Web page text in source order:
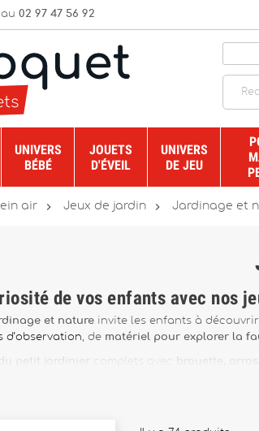
02 97 47 56 92
UNIVERS
BÉBÉ
JOUETS
D'ÉVEIL
UNIVERS
DE JEU
air  Jeux de jardin  Jardinage et
de vos enfants avec nos
et nature invite les enfants à
d’observation, de matériel pour explorer la
petit jardinier